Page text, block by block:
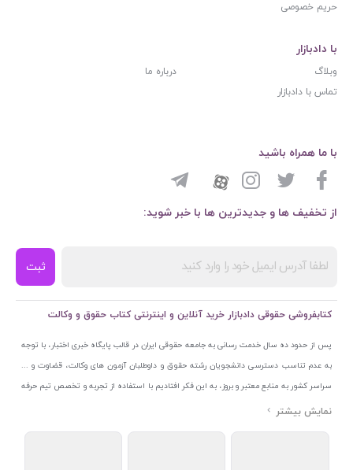
حریم خصوصی
با دادبازار
وبلاگ
درباره ما
تماس با دادبازار
از تخفیف ها و جدیدترین ها با خبر شوید:
ثبت
با ما همراه باشید
کتابفروشی حقوقی دادبازار خرید آنلاین و اینترنتی کتاب حقوق و وکالت
پس از حدود ده سال خدمت رسانی به جامعه حقوقی ایران در قالب پایگاه خبری اختبار، با توجه
به عدم تناسب دسترسی دانشجویان رشته حقوق و داوطلبان آزمون های وکالت، قضاوت و ...
سراسر کشور به منابع معتبر و بروز، به این فکر افتادیم با استفاده از تجربه و تخصص تیم حرفه
ای اختبار خدمتی جدید به جامعه حقوقی ایران ارائه کنیم. به این منظور با راه اندازی و تجهیز